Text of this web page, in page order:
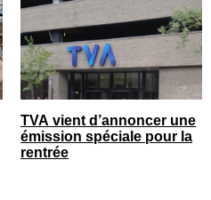
TVA vient d’annoncer une
émission spéciale pour la
rentrée